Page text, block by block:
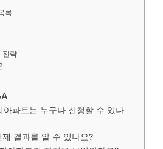
록
전략
아파트는 누구나 신청할 수 있나
결과를 알 수 있나요?